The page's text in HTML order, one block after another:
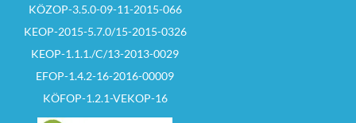
KÖZOP-3.5.0-09-11-2015-066
KEOP-2015-5.7.0/15-2015-0326
KEOP-1.1.1./C/13-2013-0029
EFOP-1.4.2-16-2016-00009
KÖFOP-1.2.1-VEKOP-16